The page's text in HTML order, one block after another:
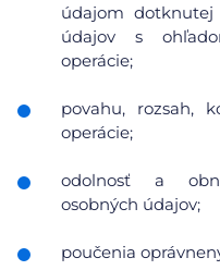
údajom dotknutej
údajov s
operácie;
povahu, rozsah,
operácie;
odolnosť a
osobných údajov;
poučenia